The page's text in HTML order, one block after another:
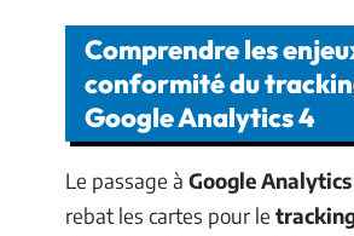
Comprendre les
conformité du
Google Analytics 4
Le passage à Google
rebat les cartes pour le